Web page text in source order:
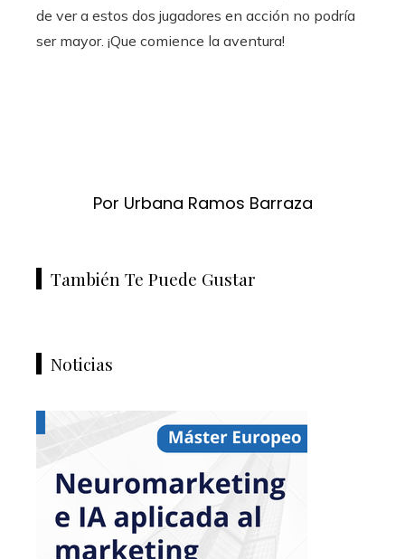
de ver a estos dos jugadores en acción no podría
ser mayor. ¡Que comience la aventura!
Por Urbana Ramos Barraza
También Te Puede Gustar
Noticias